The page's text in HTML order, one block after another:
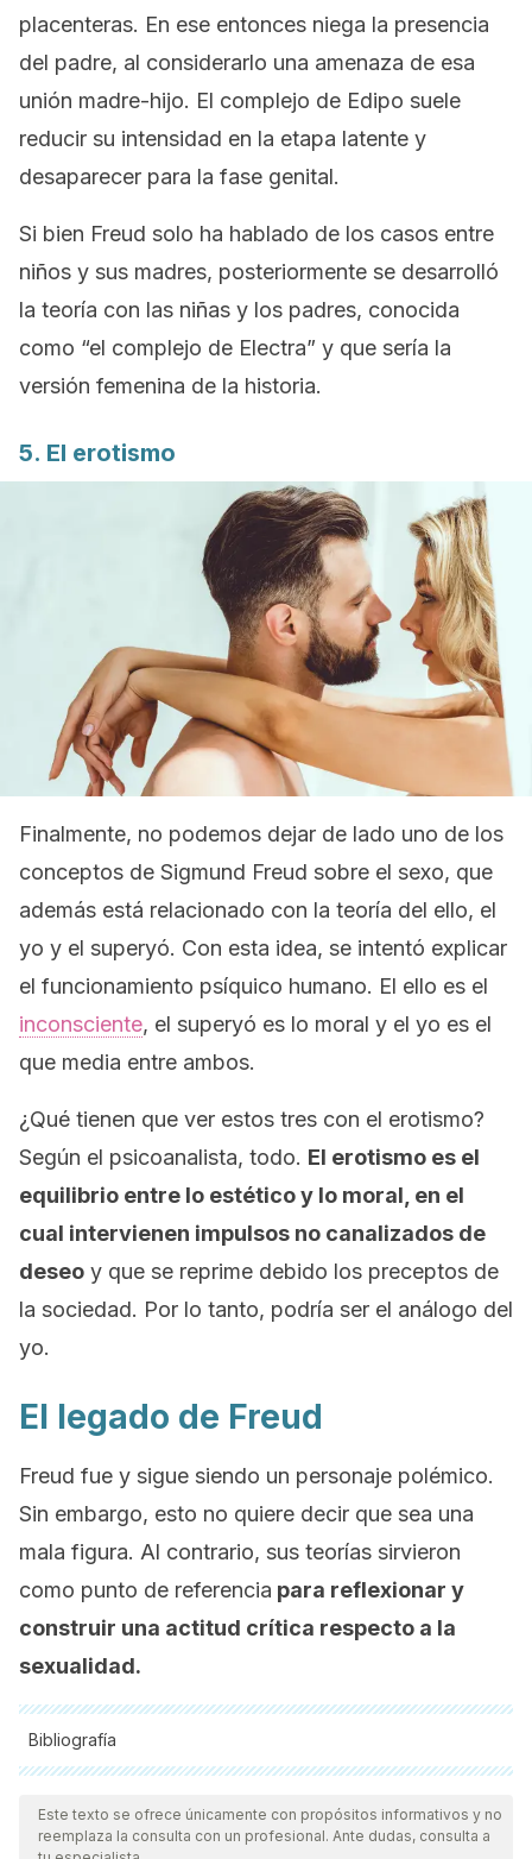
placenteras. En ese entonces niega la presencia
del padre, al considerarlo una amenaza de esa
unión madre-hijo. El complejo de Edipo suele
reducir su intensidad en la etapa latente y
desaparecer para la fase genital.
Si bien Freud solo ha hablado de los casos entre
niños y sus madres, posteriormente se desarrolló
la teoría con las niñas y los padres, conocida
como “el complejo de Electra” y que sería la
versión femenina de la historia.
5. El erotismo
Finalmente, no podemos dejar de lado uno de los
conceptos de Sigmund Freud sobre el sexo, que
además está relacionado con la teoría del ello, el
yo y el superyó. Con esta idea, se intentó explicar
el funcionamiento psíquico humano. El ello es el
inconsciente, el superyó es lo moral y el yo es el
que media entre ambos.
¿Qué tienen que ver estos tres con el erotismo?
Según el psicoanalista, todo. El erotismo es el
equilibrio entre lo estético y lo moral, en el
cual intervienen impulsos no canalizados de
deseo y que se reprime debido los preceptos de
la sociedad. Por lo tanto, podría ser el análogo del
yo.
El legado de Freud
Freud fue y sigue siendo un personaje polémico.
Sin embargo, esto no quiere decir que sea una
mala figura. Al contrario, sus teorías sirvieron
como punto de referencia para reflexionar y
construir una actitud crítica respecto a la
sexualidad.
Bibliografía
Todas las fuentes citadas fueron revisadas a profundidad por
nuestro equipo, para asegurar su calidad, confiabilidad,
vigencia y validez.La bibliografía de este artículo fue
Este texto se ofrece únicamente con propósitos informativos y no
reemplaza la consulta con un profesional. Ante dudas, consulta a